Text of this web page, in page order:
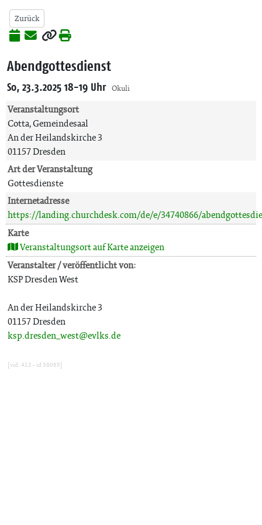
Zurück
Abendgottesdienst
So, 23.3.2025 18-19 Uhr Okuli
Veranstaltungsort
Cotta, Gemeindesaal
An der Heilandskirche 3
01157 Dresden
Art der Veranstaltung
Gottesdienste
Internetadresse
https://landing.churchdesk.com/de/e/34740866/
Karte
Veranstaltungsort auf Karte anzeigen
Veranstalter / veröffentlicht von:
KSP Dresden West
An der Heilandskirche 3
01157 Dresden
ksp.dresden_west@evlks.de
[vid: 413 - id 58065]